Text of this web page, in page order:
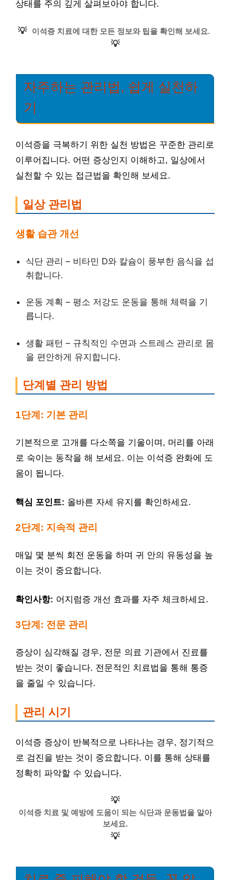
상태를 주의 깊게 살펴보아야 합니다.
💡 이석증 치료에 대한 모든 정보와 팁을 확인해 보세요.
💡
자주하는 관리법, 쉽게 실천하
기
이석증을 극복하기 위한 실천 방법은 꾸준한 관리로
이루어집니다. 어떤 증상인지 이해하고, 일상에서
실천할 수 있는 접근법을 확인해 보세요.
일상 관리법
생활 습관 개선
식단 관리 – 비타민 D와 칼슘이 풍부한 음식을 섭
취합니다.
운동 계획 – 평소 저강도 운동을 통해 체력을 기
릅니다.
생활 패턴 – 규칙적인 수면과 스트레스 관리로 몸
을 편안하게 유지합니다.
단계별 관리 방법
1단계: 기본 관리
기본적으로 고개를 다소쪽을 기울이며, 머리를 아래
로 숙이는 동작을 해 보세요. 이는 이석증 완화에 도
움이 됩니다.
핵심 포인트: 올바른 자세 유지를 확인하세요.
2단계: 지속적 관리
매일 몇 분씩 회전 운동을 하며 귀 안의 유동성을 높
이는 것이 중요합니다.
확인사항: 어지럼증 개선 효과를 자주 체크하세요.
3단계: 전문 관리
증상이 심각해질 경우, 전문 의료 기관에서 진료를
받는 것이 좋습니다. 전문적인 치료법을 통해 통증
을 줄일 수 있습니다.
관리 시기
이석증 증상이 반복적으로 나타나는 경우, 정기적으
로 검진을 받는 것이 중요합니다. 이를 통해 상태를
정확히 파악할 수 있습니다.
💡
이석증 치료 및 예방에 도움이 되는 식단과 운동법을 알아
보세요.
💡